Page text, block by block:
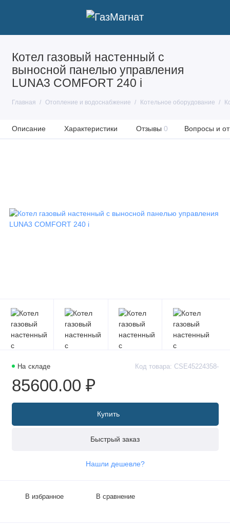
Котел газовый настенный с
выносной панелью управления
LUNA3 COMFORT 240 i
Главная Отопление и водоснабжение Котельное оборудование
Описание Характеристики Отзывы 0 Вопросы и
На складе Код товара: CSE45224358-
85600.00 ₽
Купить
Быстрый заказ
Нашли дешевле?
В избранное В сравнение